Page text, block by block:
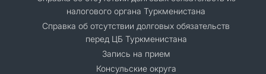
налогового органа Туркменистана
Справка об отсутствии долговых обязательств
перед ЦБ Туркменистана
Запись на прием
Консульские округа